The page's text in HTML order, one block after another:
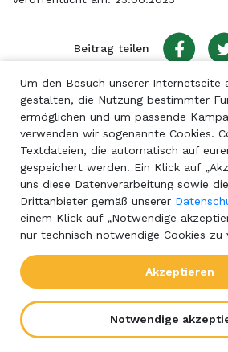
Beitrag teilen
Um den Besuch unserer Internetseite
gestalten, die Nutzung bestimmter
ermöglichen und um passende
verwenden wir sogenannte Cookies.
Textdateien, die automatisch auf
gespeichert werden. Ein Klick auf
uns diese Datenverarbeitung sowie
Drittanbieter gemäß unserer
einem Klick auf „Notwendige
nur technisch notwendige Cookies zu
Akzeptieren
Notwendige